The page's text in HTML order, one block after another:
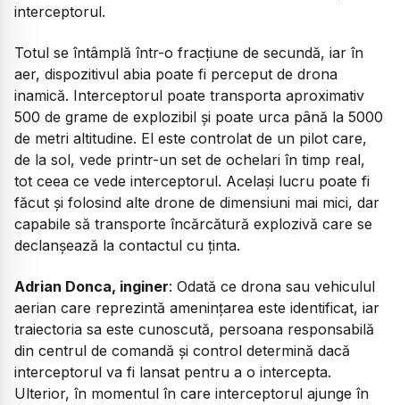
interceptorul.
Totul se întâmplă într-o fracțiune de secundă, iar în
aer, dispozitivul abia poate fi perceput de drona
inamică. Interceptorul poate transporta aproximativ
500 de grame de explozibil și poate urca până la 5000
de metri altitudine. El este controlat de un pilot care,
de la sol, vede printr-un set de ochelari în timp real,
tot ceea ce vede interceptorul. Același lucru poate fi
făcut și folosind alte drone de dimensiuni mai mici, dar
capabile să transporte încărcătură explozivă care se
declanșează la contactul cu ținta.
Adrian Donca, inginer: Odată ce drona sau vehiculul
aerian care reprezintă amenințarea este identificat, iar
traiectoria sa este cunoscută, persoana responsabilă
din centrul de comandă și control determină dacă
interceptorul va fi lansat pentru a o intercepta.
Ulterior, în momentul în care interceptorul ajunge în